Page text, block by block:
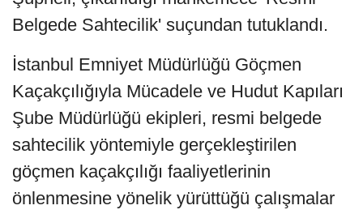
Belgede Sahtecilik' suçundan tutuklandı.
İstanbul Emniyet Müdürlüğü Göçmen
Kaçakçılığıyla Mücadele ve Hudut Kapıları
Şube Müdürlüğü ekipleri, resmi belgede
sahtecilik yöntemiyle gerçekleştirilen
göçmen kaçakçılığı faaliyetlerinin
önlenmesine yönelik yürüttüğü çalışmalar